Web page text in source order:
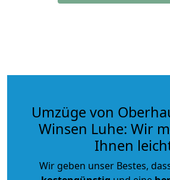
Umzüge von
Winsen Luhe: Wir
Ihnen
Wir geben unser Bestes,